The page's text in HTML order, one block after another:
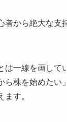
から絶大な支
一線を画して
株を始めたい
す。